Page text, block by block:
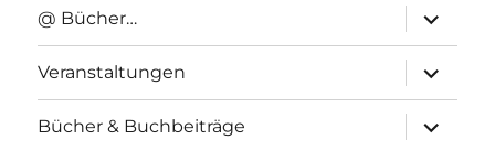
@ Bücher…
anzeigen
Veranstaltungen
anzeigen
Bücher & Buchbeiträge
anzeigen